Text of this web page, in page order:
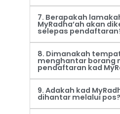
7. Berapakah
MyRadha’ah akan
selepas
8. Dimanakah
menghantar borang
pendaftaran kad
9. Adakah kad
dihantar melalui pos?